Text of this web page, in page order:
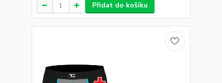
Přidat do košíku